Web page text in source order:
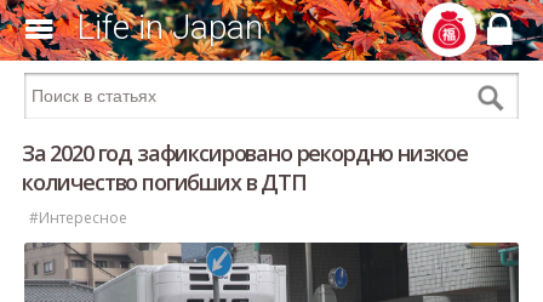
Life in Japan
За 2020 год зафиксировано рекордно низкое
количество погибших в ДТП
#Интересное